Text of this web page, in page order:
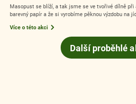
Masopust se blíží, a tak jsme se ve tvořivé dílně
barevný papír a že si vyrobíme pěknou výzdobu na
Více o této akci
Další proběhlé